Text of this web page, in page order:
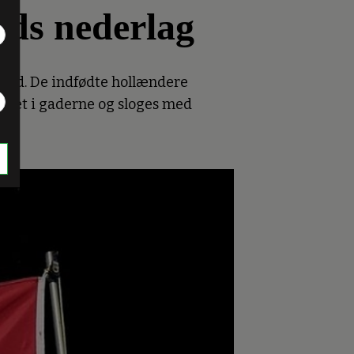
nederlag
De indfødte hollændere
i gaderne og sloges med